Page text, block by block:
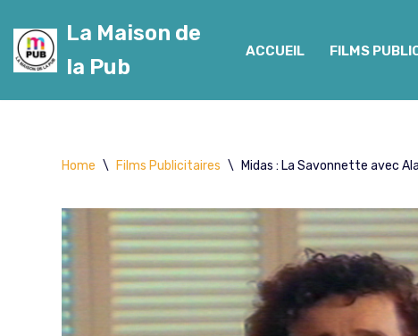
Aller
au
contenu
La Maison de
la Pub
ACCUEIL FILMS
Home \ Films Publicitaires \ Midas : La Savonnette avec